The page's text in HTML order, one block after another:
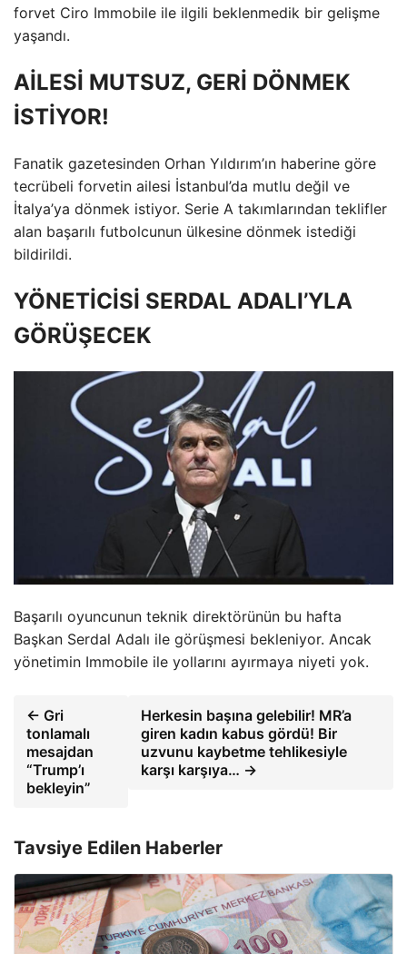
forvet Ciro Immobile ile ilgili beklenmedik bir gelişme
yaşandı.
AİLESİ MUTSUZ, GERİ DÖNMEK
İSTİYOR!
Fanatik gazetesinden Orhan Yıldırım’ın haberine göre
tecrübeli forvetin ailesi İstanbul’da mutlu değil ve
İtalya’ya dönmek istiyor. Serie A takımlarından teklifler
alan başarılı futbolcunun ülkesine dönmek istediği
bildirildi.
YÖNETİCİSİ SERDAL ADALI’YLA
GÖRÜŞECEK
Başarılı oyuncunun teknik direktörünün bu hafta
Başkan Serdal Adalı ile görüşmesi bekleniyor. Ancak
yönetimin Immobile ile yollarını ayırmaya niyeti yok.
← Gri
tonlamalı
mesajdan
“Trump’ı
bekleyin”
Herkesin başına gelebilir! MR’a
giren kadın kabus gördü! Bir
uzvunu kaybetme tehlikesiyle
karşı karşıya… →
Tavsiye Edilen Haberler